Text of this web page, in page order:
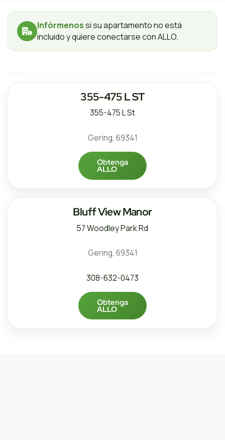
Infórmenossi su apartamento no está
incluido y quiere conectarse con ALLO.
355-475 L ST
355-475 L St
Gering, 69341
Obtenga
ALLO
Bluff View Manor
57 Woodley Park Rd
Gering, 69341
308-632-0473
Obtenga
ALLO